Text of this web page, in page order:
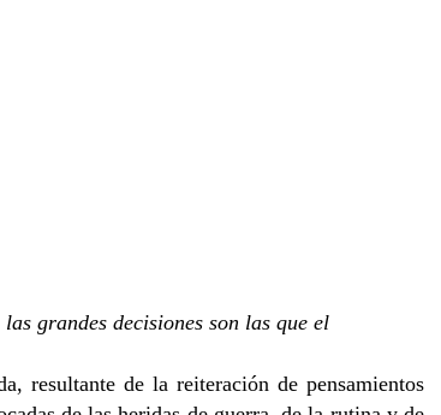
grandes decisiones son las que el
resultante de la reiteración de pensamientos